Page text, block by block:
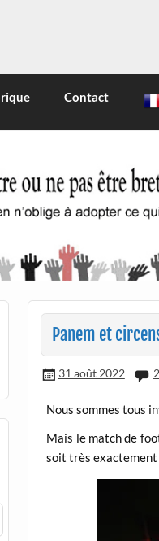
Contact
Panem et
31 août 2022
Nous sommes tous
Mais le match de
soit très exactement